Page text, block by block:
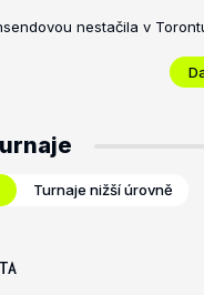
nestačila v
Turnaje nižší úrovně